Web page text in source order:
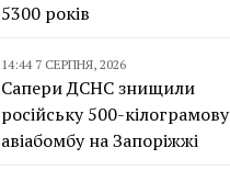
5300 років
14:44 7 СЕРПНЯ, 2026
Сапери ДСНС знищили
російську 500-кілограмову
авіабомбу на Запоріжжі